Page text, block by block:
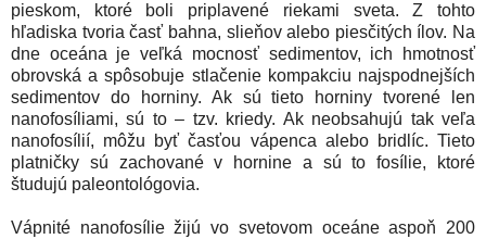
pieskom, ktoré boli priplavené riekami sveta. Z tohto
hľadiska tvoria časť bahna, slieňov alebo piesčitých ílov. Na
dne oceána je veľká mocnosť sedimentov, ich hmotnosť
obrovská a spôsobuje stlačenie kompakciu najspodnejších
sedimentov do horniny. Ak sú tieto horniny tvorené len
nanofosíliami, sú to – tzv. kriedy. Ak neobsahujú tak veľa
nanofosílií, môžu byť časťou vápenca alebo bridlíc. Tieto
platničky sú zachované v hornine a sú to fosílie, ktoré
študujú paleontológovia.
Vápnité nanofosílie žijú vo svetovom oceáne aspoň 200